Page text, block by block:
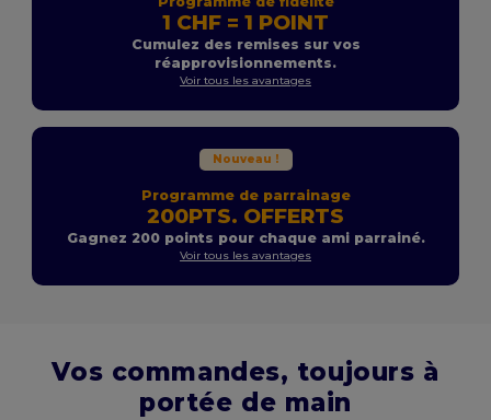
1 CHF = 1 POINT
Cumulez des remises sur vos
réapprovisionnements.
Voir tous les avantages
Nouveau !
Programme de parrainage
200PTS. OFFERTS
Gagnez 200 points pour chaque ami parrainé.
Voir tous les avantages
Vos commandes, toujours à
portée de main